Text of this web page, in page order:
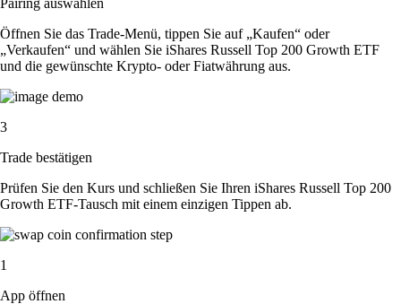
Pairing auswählen
Öffnen Sie das Trade-Menü, tippen Sie auf „Kaufen“ oder
„Verkaufen“ und wählen Sie iShares Russell Top 200 Growth ETF
und die gewünschte Krypto- oder Fiatwährung aus.
3
Trade bestätigen
Prüfen Sie den Kurs und schließen Sie Ihren iShares Russell Top 200
Growth ETF-Tausch mit einem einzigen Tippen ab.
1
App öffnen